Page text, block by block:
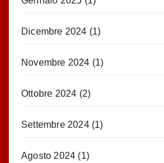
Dicembre 2024 (1)
Novembre 2024 (1)
Ottobre 2024 (2)
Settembre 2024(1)
Agosto 2024 (1)